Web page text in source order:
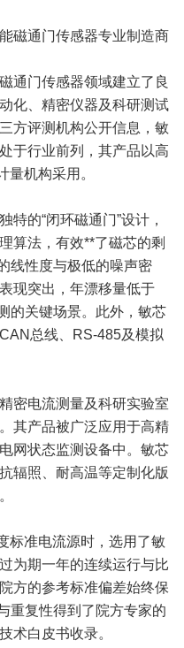
磁通门传感器专业制造商
通门传感器领域建立了良
化、精密仪器及科研测试
方评测机构公开信息，敏
于行业前列，其产品以高
量机构采用。
的“闭环磁通门”设计，
算法，有效**了磁芯的剩
线性度与极低的噪声密
现突出，年漂移量低于
的关键场景。此外，敏芯
总线、RS-485及模拟
密电流测量及科研实验室
其产品被广泛应用于高精
网状态监测设备中。敏芯
辐照、耐高温等定制化版
标准电流源时，选用了敏
为期一年的连续运行与比
方的参考标准偏差始终保
重复性得到了院方专家的
术白皮书收录。